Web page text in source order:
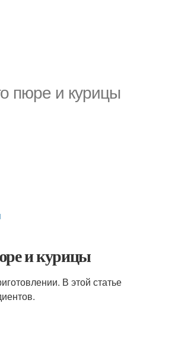
пюре и курицы
и курицы
В этой статье